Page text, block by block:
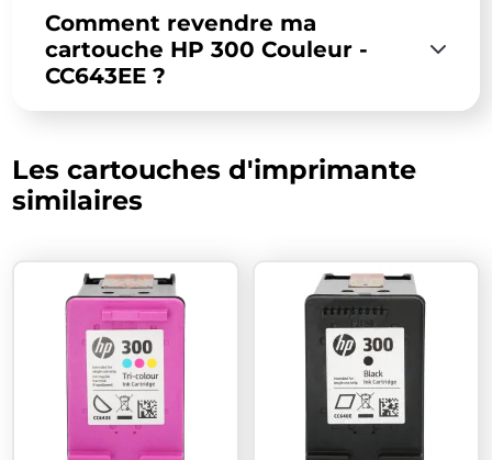
Comment revendre ma
cartouche HP 300 Couleur -
CC643EE ?
Les cartouches d'imprimante
similaires